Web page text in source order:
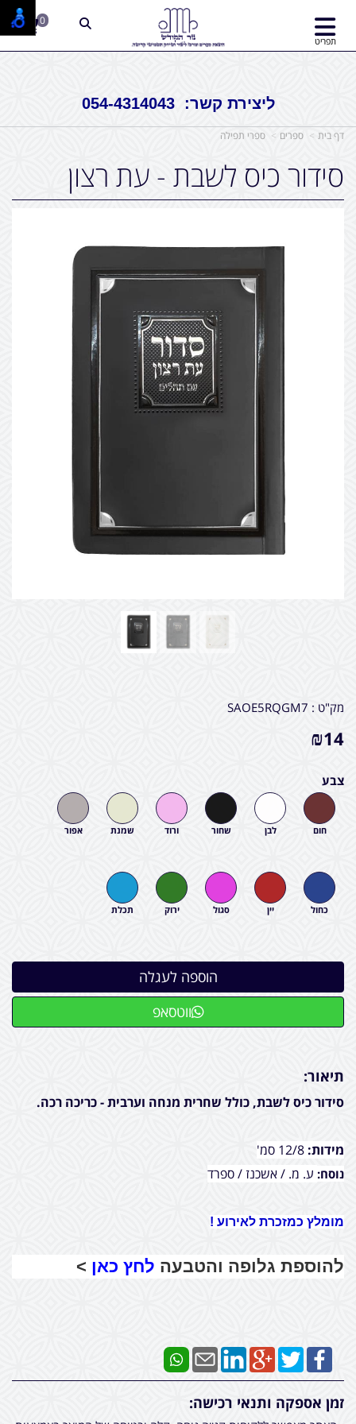
ליצירת קשר: 054-4314043
תפריט
0
דף בית ספרים ספרי תפילה
סידור כיס לשבת - עת רצון
מק"ט : SAOE5RQGM7
₪14
צבע
חום לבן שחור ורוד שמנת אפור
כחול יין סגול ירוק תכלת
ווטסאפ
תיאור:
סידור כיס לשבת, כולל שחרית מנחה וערבית - כריכה רכה.
מידות:
נוסח: ע. מ. / אשכנז / ספרד
מומלץ כמזכרת לאירוע !
להוספת גלופה והטבעה לחץ כאן >
זמן אספקה ותנאי רכישה: